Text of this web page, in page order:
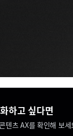
하고 싶다면​​
텐츠 AX를 확인해 보